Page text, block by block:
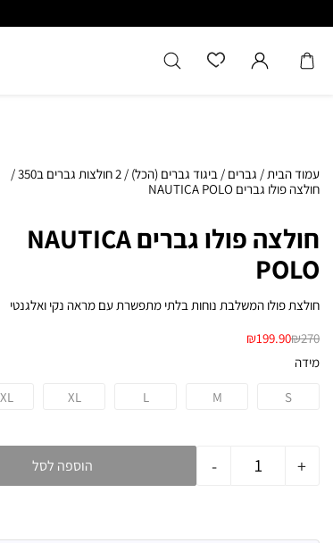
עמוד הבית/ גברים / ביגוד גברים (הכל) / 2 חולצות גברים ב350
/
חולצה פולו גברים NAUTICA POLO
חולצה פולו גברים NAUTICA
POLO
חולצת פולו המשלבת נוחות בלתי מתפשרת עם מראה נקי ואלגנטי
₪270
₪199.90
מידה
S
M
L
XL
- + הוספה לסל